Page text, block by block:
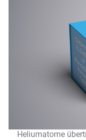
Heliumatome